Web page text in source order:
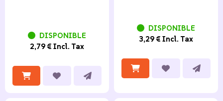
DISPONIBLE
2,79 € Incl. Tax
DISPONIBLE
3,29 € Incl. Tax